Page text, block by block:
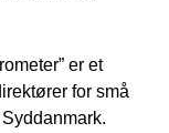
er et
for små